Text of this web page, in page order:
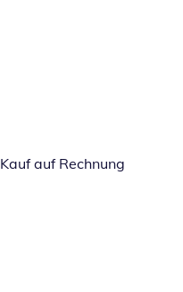
Kauf auf Rechnung